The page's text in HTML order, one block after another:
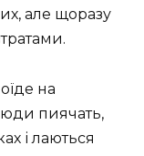
але щоразу
на
пиячать,
і лаються